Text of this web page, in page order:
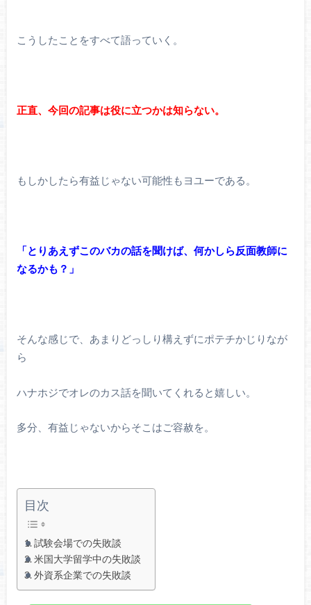
こうしたことをすべて語っていく。
正直、今回の記事は役に立つかは知らない。
もしかしたら有益じゃない可能性もヨユーである。
「とりあえずこのバカの話を聞けば、何かしら反面教師に
なるかも？」
そんな感じで、あまりどっしり構えずにポテチかじりなが
ら
ハナホジでオレのカス話を聞いてくれると嬉しい。
多分、有益じゃないからそこはご容赦を。
目次
試験会場での失敗談
米国大学留学中の失敗談
外資系企業での失敗談